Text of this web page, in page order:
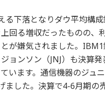
る下落となりダウ平均構
回る増収だったものの、
が嫌気されました。
ョンソン（JNJ）も決算
います。通信機器のジュ
ました。決算で4-6月期